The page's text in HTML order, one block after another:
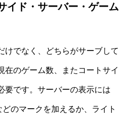
イド・サーバー・ゲーム
けでなく、どちらがサーブして
在のゲーム数、またコートサイ
要です。サーバーの表示には
どのマークを加えるか、ライト